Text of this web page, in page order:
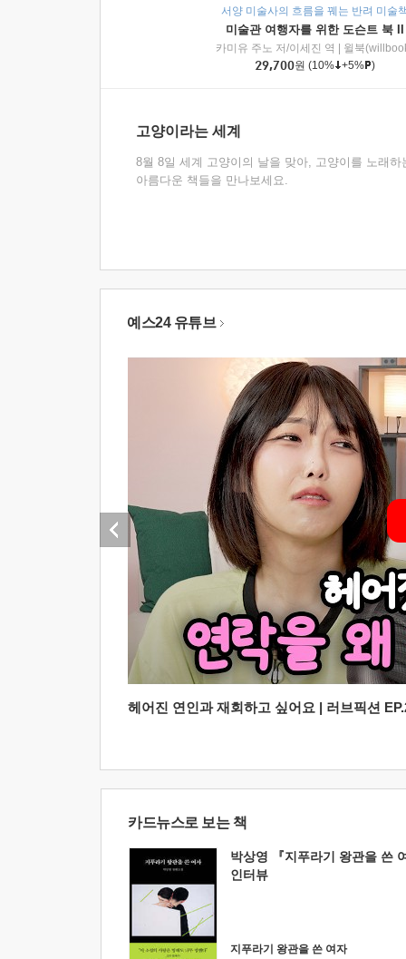
서양 미술사의 흐름을 꿰는 반려 미술
미술관 여행자를 위한 도슨트 북 II
카미유 주노 저/이세진 역
윌북
29,700원 (10% +5% )
고양이라는 세계
8월 8일 세계 고양이의 날을 맞아, 고양이를 노래하
아름다운 책들을 만나보세요.
예스24 유튜브
헤어진 연인과 재회하고 싶어요 | 러브픽션
카드뉴스로 보는 책
박상영 『지푸라기 왕관을 쓴
인터뷰
지푸라기 왕관을 쓴 여자